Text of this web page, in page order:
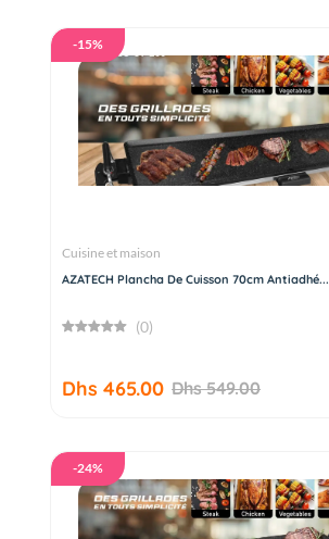
-15%
Cuisine et maison
AZATECH Plancha De Cuisson 70cm Antiadhé...
(0)
Dhs 465.00 Dhs 549.00
-24%